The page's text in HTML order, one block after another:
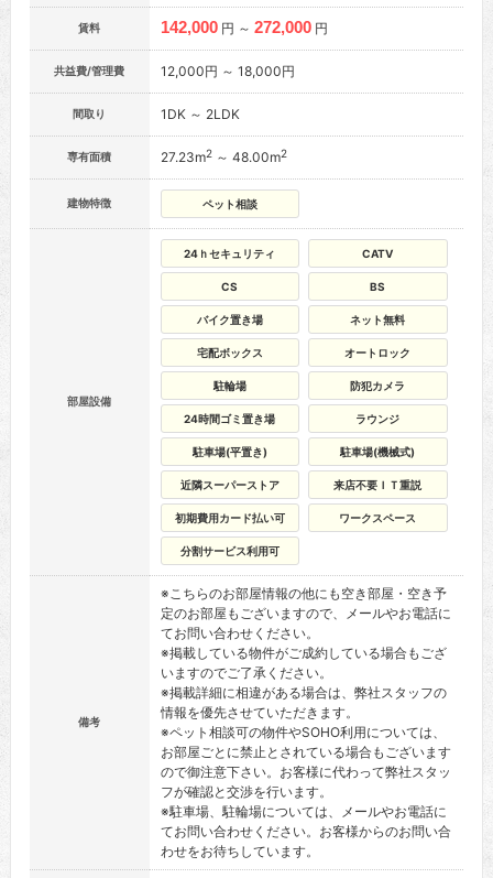
賃料 142,000 円 ～ 272,000 円
共益費/管理費 12,000円 ～ 18,000円
間取り 1DK ～ 2LDK
専有面積 27.23m2～ 48.00m2
建物特徴 ペット相談
部屋設備
24ｈセキュリティ CATV
CS BS
バイク置き場 ネット無料
宅配ボックス オートロック
駐輪場 防犯カメラ
24時間ゴミ置き場 ラウンジ
駐車場(平置き) 駐車場(機械式)
近隣スーパーストア 来店不要ＩＴ重説
初期費用カード払い可 ワークスペース
分割サービス利用可
備考
※こちらのお部屋情報の他にも空き部屋・空き予
定のお部屋もございますので、メールやお電話に
てお問い合わせください。
※掲載している物件がご成約している場合もござ
いますのでご了承ください。
※掲載詳細に相違がある場合は、弊社スタッフの
情報を優先させていただきます。
※ペット相談可の物件やSOHO利用については、
お部屋ごとに禁止とされている場合もございます
ので御注意下さい。お客様に代わって弊社スタッ
フが確認と交渉を行います。
※駐車場、駐輪場については、メールやお電話に
てお問い合わせください。お客様からのお問い合
わせをお待ちしています。